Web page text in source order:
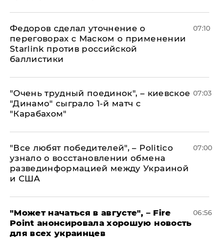
Федоров сделал уточнение о
переговорах с Маском о применении
Starlink против российской
баллистики
07:10
"Очень трудный поединок", – киевское
"Динамо" сыграло 1-й матч с
"Карабахом"
07:03
​"Все любят победителей", – Politico
узнало о восстановлении обмена
развединформацией между Украиной
и США
07:00
"Может начаться в августе", – Fire
Point анонсировала хорошую новость
для всех украинцев
06:56